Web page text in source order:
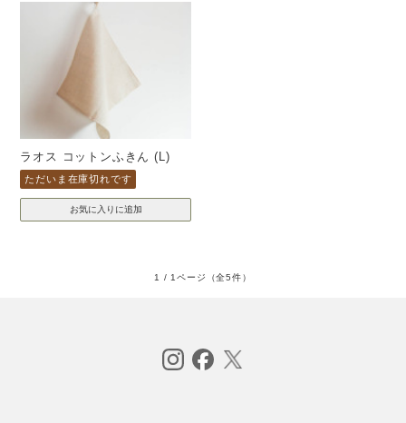
ラオス コットンふきん (L)
ただいま在庫切れです
1 / 1ページ （全5件）